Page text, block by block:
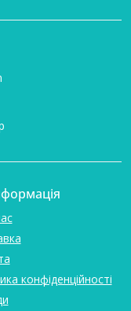
конфіденційності